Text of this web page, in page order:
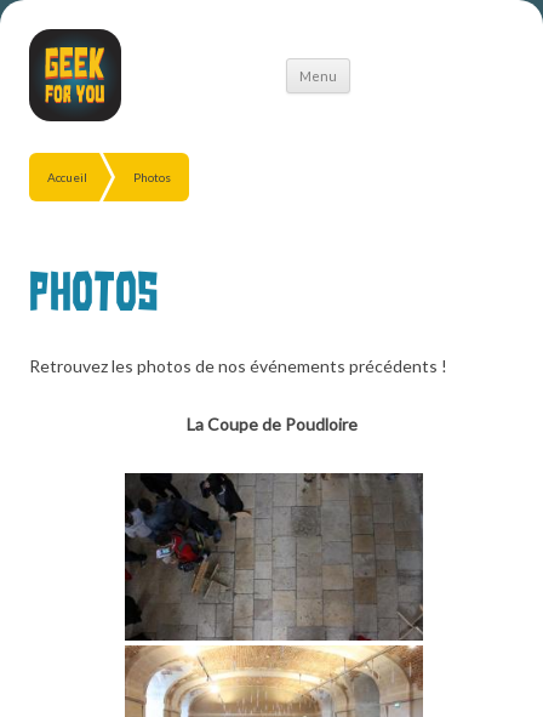
Menu
Aller
Accueil Photos
Photos
Retrouvez les photos de nos événements précédents !
La Coupe de Poudloire